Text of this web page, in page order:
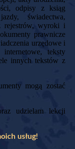
odpisy z ksiąg
świadectwa,
rejestrów, wyroki i
prawnicze
urzędowe i
teksty
innych tekstów z
mogą zostać
udzielam lekcji
usług!